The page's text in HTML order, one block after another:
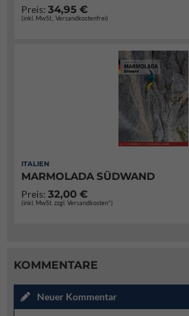
Preis: 34,95 €
(inkl. MwSt., Versandkostenfrei)
ITALIEN
MARMOLADA SÜDWAND
Preis: 32,00 €
(inkl. MwSt. zzgl. Versandkosten*)
KOMMENTARE
Neuer Kommentar